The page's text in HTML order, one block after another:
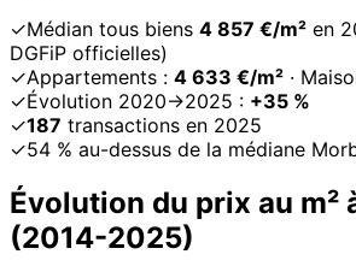
✓Médian tous biens 4 857 €/m² en
DGFiP officielles)
✓Appartements : 4 633 €/m² ·
✓Évolution 2020→2025 : +35 %
✓187 transactions en 2025
✓54 % au-dessus de la médiane
Évolution du prix au m²
(2014-2025)